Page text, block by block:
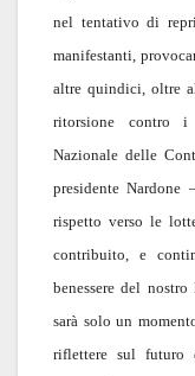
nel tentativo di
manifestanti,
altre quindici, oltre
ritorsione contro i
Nazionale delle
presidente Nardone
rispetto verso le
contribuito, e
benessere del
sarà solo un
riflettere sul futuro